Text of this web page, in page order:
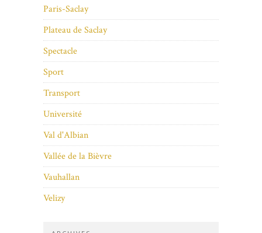
Paris-Saclay
Plateau de Saclay
Spectacle
Sport
Transport
Université
Val d'Albian
Vallée de la Bièvre
Vauhallan
Velizy